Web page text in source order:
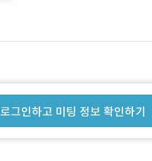
로그인하고 미팅 정보 확인하기